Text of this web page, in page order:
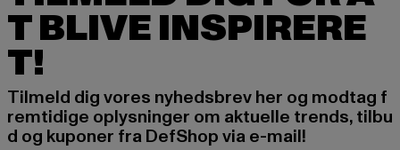
T BLIVE INSPIRERE
T!
Tilmeld dig vores nyhedsbrev her og modtag f
remtidige oplysninger om aktuelle trends, tilbu
d og kuponer fra DefShop via e-mail!